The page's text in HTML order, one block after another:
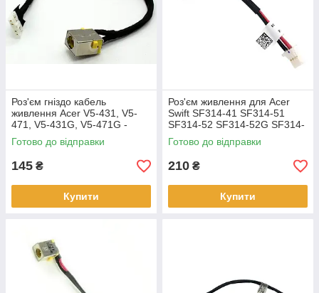
Роз'єм гніздо кабель
живлення Acer V5-431, V5-
471, V5-431G, V5-471G -
50.4TU04.041
Готово до відправки
145 ₴
Купити
Роз'єм живлення для Acer
Swift SF314-41 SF314-51
SF314-52 SF314-52G SF314-
53 SF314-53G
Готово до відправки
210 ₴
Купити